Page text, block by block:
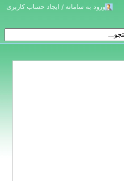
ورود به سامانه / ایجاد حساب کاربری